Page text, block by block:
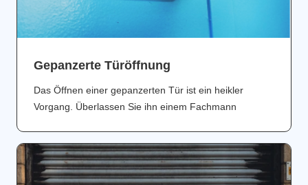
Gepanzerte Türöffnung
Das Öffnen einer gepanzerten Tür ist ein heikler
Vorgang. Überlassen Sie ihn einem Fachmann